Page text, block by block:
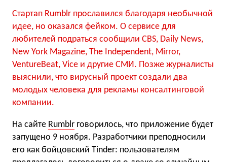
Стартап Rumblr прославился благодаря необычной
идее, но оказался фейком. О сервисе для
любителей подраться сообщили CBS, Daily News,
New York Magazine, The Independent, Mirror,
VentureBeat, Vice и другие СМИ. Позже журналисты
выяснили, что вирусный проект создали два
молодых человека для рекламы консалтинговой
компании.
На сайте Rumblr говорилось, что приложение будет
запущено 9 ноября. Разработчики преподносили
его как бойцовский Tinder: пользователям